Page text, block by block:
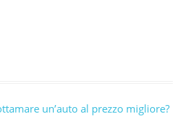
un’auto al prezzo migliore?